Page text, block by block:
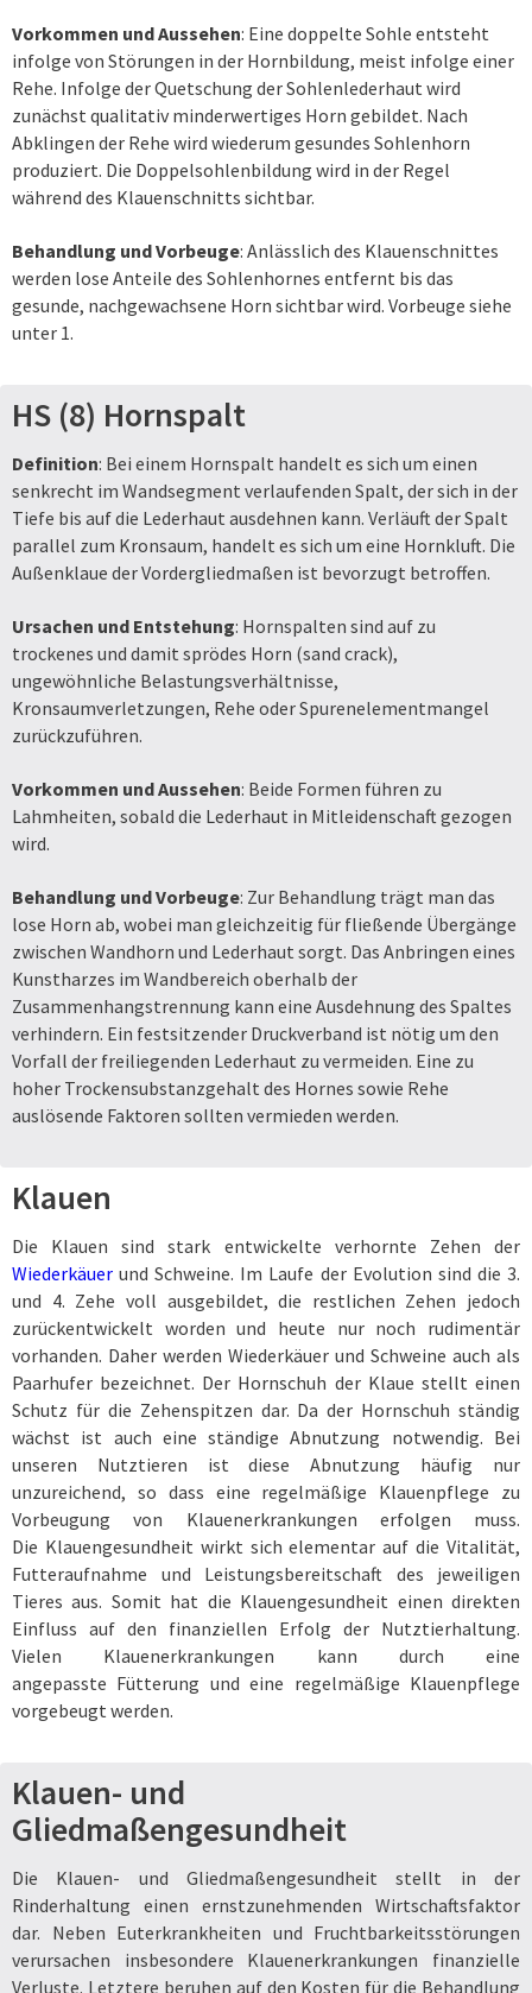
Vorkommen und Aussehen: Eine doppelte Sohle entsteht
infolge von Störungen in der Hornbildung, meist infolge einer
Rehe. Infolge der Quetschung der Sohlenlederhaut wird
zunächst qualitativ minderwertiges Horn gebildet. Nach
Abklingen der Rehe wird wiederum gesundes Sohlenhorn
produziert. Die Doppelsohlenbildung wird in der Regel
während des Klauenschnitts sichtbar.
Behandlung und Vorbeuge: Anlässlich des Klauenschnittes
werden lose Anteile des Sohlenhornes entfernt bis das
gesunde, nachgewachsene Horn sichtbar wird. Vorbeuge siehe
unter 1.
HS (8) Hornspalt
Definition: Bei einem Hornspalt handelt es sich um einen
senkrecht im Wandsegment verlaufenden Spalt, der sich in der
Tiefe bis auf die Lederhaut ausdehnen kann. Verläuft der Spalt
parallel zum Kronsaum, handelt es sich um eine Hornkluft. Die
Außenklaue der Vordergliedmaßen ist bevorzugt betroffen.
Ursachen und Entstehung: Hornspalten sind auf zu
trockenes und damit sprödes Horn (sand crack),
ungewöhnliche Belastungsverhältnisse,
Kronsaumverletzungen, Rehe oder Spurenelementmangel
zurückzuführen.
Vorkommen und Aussehen: Beide Formen führen zu
Lahmheiten, sobald die Lederhaut in Mitleidenschaft gezogen
wird.
Behandlung und Vorbeuge: Zur Behandlung trägt man das
lose Horn ab, wobei man gleichzeitig für fließende Übergänge
zwischen Wandhorn und Lederhaut sorgt. Das Anbringen eines
Kunstharzes im Wandbereich oberhalb der
Zusammenhangstrennung kann eine Ausdehnung des Spaltes
verhindern. Ein festsitzender Druckverband ist nötig um den
Vorfall der freiliegenden Lederhaut zu vermeiden. Eine zu
hoher Trockensubstanzgehalt des Hornes sowie Rehe
auslösende Faktoren sollten vermieden werden.
Klauen
Die Klauen sind stark entwickelte verhornte Zehen der
Wiederkäuer und Schweine. Im Laufe der Evolution sind die 3.
und 4. Zehe voll ausgebildet, die restlichen Zehen jedoch
zurückentwickelt worden und heute nur noch rudimentär
vorhanden. Daher werden Wiederkäuer und Schweine auch als
Paarhufer bezeichnet. Der Hornschuh der Klaue stellt einen
Schutz für die Zehenspitzen dar. Da der Hornschuh ständig
wächst ist auch eine ständige Abnutzung notwendig. Bei
unseren Nutztieren ist diese Abnutzung häufig nur
unzureichend, so dass eine regelmäßige Klauenpflege zu
Vorbeugung von Klauenerkrankungen erfolgen muss.
Die Klauengesundheit wirkt sich elementar auf die Vitalität,
Futteraufnahme und Leistungsbereitschaft des jeweiligen
Tieres aus. Somit hat die Klauengesundheit einen direkten
Einfluss auf den finanziellen Erfolg der Nutztierhaltung.
Vielen Klauenerkrankungen kann durch eine
angepasste Fütterung und eine regelmäßige Klauenpflege
vorgebeugt werden.
Klauen- und
Gliedmaßengesundheit
Die Klauen- und Gliedmaßengesundheit stellt in der
Rinderhaltung einen ernstzunehmenden Wirtschaftsfaktor
dar. Neben Euterkrankheiten und Fruchtbarkeitsstörungen
verursachen insbesondere Klauenerkrankungen finanzielle
Verluste. Letztere beruhen auf den Kosten für die Behandlung